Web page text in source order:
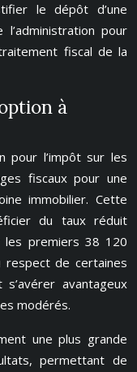
le dépôt d’une
pour
fiscal de la
à
pour l’impôt sur les
fiscaux pour une
immobilier. Cette
du taux réduit
les premiers 38 120
de certaines
avantageux
modérés.
une plus grande
permettant de